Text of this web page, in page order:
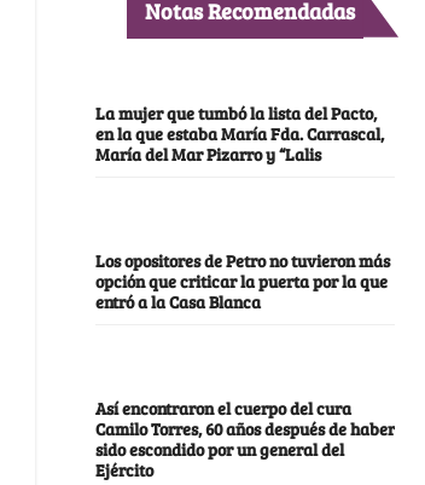
Notas Recomendadas
La mujer que tumbó la lista del Pacto,
en la que estaba María Fda. Carrascal,
María del Mar Pizarro y “Lalis
Los opositores de Petro no tuvieron más
opción que criticar la puerta por la que
entró a la Casa Blanca
Así encontraron el cuerpo del cura
Camilo Torres, 60 años después de haber
sido escondido por un general del
Ejército